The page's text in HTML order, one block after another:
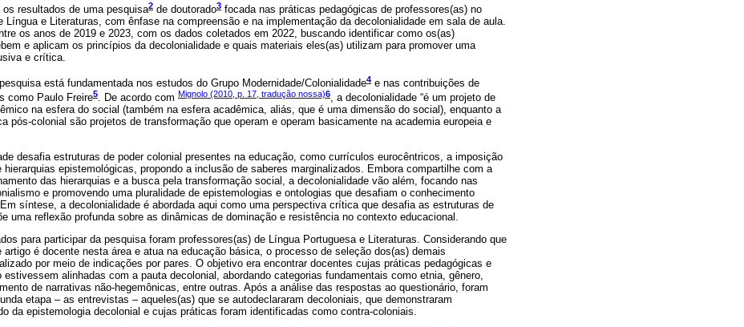
resultados de uma pesquisa2 de doutorado3 focada nas práticas pedagógicas de professores(as) no
Língua e Literaturas, com ênfase na compreensão e na implementação da decolonialidade em sala de aula.
os anos de 2019 e 2023, com os dados coletados em 2022, buscando identificar como os(as)
e aplicam os princípios da decolonialidade e quais materiais eles(as) utilizam para promover uma
e crítica.
está fundamentada nos estudos do Grupo Modernidade/Colonialidade4 e nas contribuições de
como Paulo Freire5. De acordo com Mignolo (2010, p. 17, tradução nossa)6, a decolonialidade “é um projeto de
na esfera do social (também na esfera acadêmica, aliás, que é uma dimensão do social), enquanto a
pós-colonial são projetos de transformação que operam e operam basicamente na academia europeia e
desafia estruturas de poder colonial presentes na educação, como currículos eurocêntricos, a imposição
epistemológicas, propondo a inclusão de saberes marginalizados. Embora compartilhe com a
das hierarquias e a busca pela transformação social, a decolonialidade vão além, focando nas
e promovendo uma pluralidade de epistemologias e ontologias que desafiam o conhecimento
síntese, a decolonialidade é abordada aqui como uma perspectiva crítica que desafia as estruturas de
uma reflexão profunda sobre as dinâmicas de dominação e resistência no contexto educacional.
para participar da pesquisa foram professores(as) de Língua Portuguesa e Literaturas. Considerando que
artigo é docente nesta área e atua na educação básica, o processo de seleção dos(as) demais
por meio de indicações por pares. O objetivo era encontrar docentes cujas práticas pedagógicas e
alinhadas com a pauta decolonial, abordando categorias fundamentais como etnia, gênero,
de narrativas não-hegemônicas, entre outras. Após a análise das respostas ao questionário, foram
etapa – as entrevistas – aqueles(as) que se autodeclararam decoloniais, que demonstraram
da epistemologia decolonial e cujas práticas foram identificadas como contra-coloniais.